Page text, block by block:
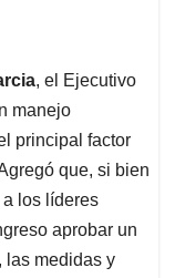
, el Ejecutivo
manejo
principal factor
que, si bien
los líderes
aprobar un
las medidas y